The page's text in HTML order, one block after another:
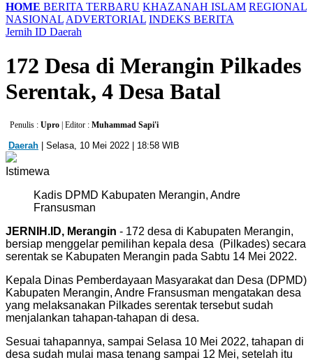
HOME BERITA TERBARU KHAZANAH ISLAM REGIONAL
NASIONAL ADVERTORIAL INDEKS BERITA
Jernih ID Daerah
172 Desa di Merangin Pilkades
Serentak, 4 Desa Batal
Penulis : Upro | Editor : Muhammad Sapi'i
Daerah | Selasa, 10 Mei 2022 | 18:58 WIB
Istimewa
Kadis DPMD Kabupaten Merangin, Andre
Fransusman
JERNIH.ID, Merangin - 172 desa di Kabupaten Merangin,
bersiap menggelar pemilihan kepala desa (Pilkades) secara
serentak se Kabupaten Merangin pada Sabtu 14 Mei 2022.
Kepala Dinas Pemberdayaan Masyarakat dan Desa (DPMD)
Kabupaten Merangin, Andre Fransusman mengatakan desa
yang melaksanakan Pilkades serentak tersebut sudah
menjalankan tahapan-tahapan di desa.
Sesuai tahapannya, sampai Selasa 10 Mei 2022, tahapan di
desa sudah mulai masa tenang sampai 12 Mei, setelah itu